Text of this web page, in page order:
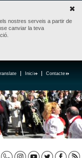
nostres serveis a partir de
canviar la teva
Contacte
Inici